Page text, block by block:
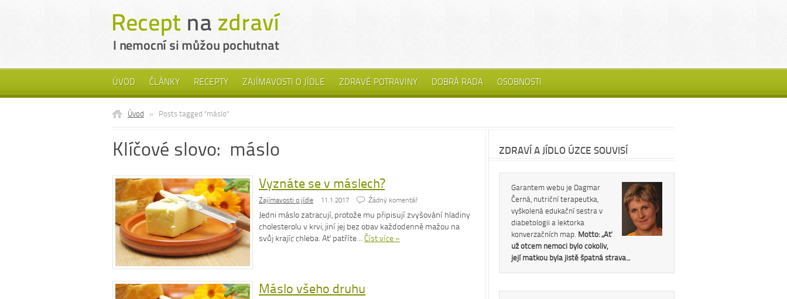
ÚVOD ČLÁNKY RECEPTY ZAJÍMAVOSTI O JÍDLE ZDRAVÉ POTRAVINY DOBRÁ RADA OSOBNOSTI
Úvod » Posts tagged "máslo"
Klíčové slovo: máslo
Vyznáte se v máslech?
Zajímavosti o jídle 11.1.2017 Źádný komentář
Jedni máslo zatracují, protože mu připisují zvyšování hladiny
cholesterolu v krvi, jiní jej bez obav každodenně mažou na
svůj krajíc chleba. Ať patříte…Číst více »
Máslo všeho druhu
ZDRAVÍ A JÍDLO ÚZCE SOUVISÍ
Garantem webu je Dagmar
Černá, nutriční terapeutka,
vyškolená edukační sestra v
diabetologii a lektorka
konverzačních map. Motto: „Ať
už otcem nemoci bylo cokoliv,
její matkou byla jistě špatná strava.„